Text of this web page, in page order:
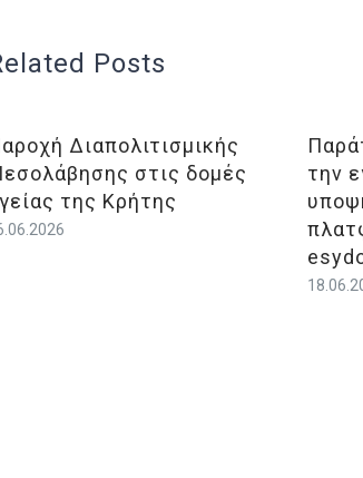
Posts
Διαπολιτισμικής
στις δομές
της Κρήτης
την